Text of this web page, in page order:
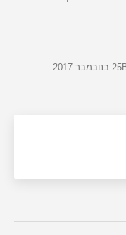
25 בנובמבר 2017